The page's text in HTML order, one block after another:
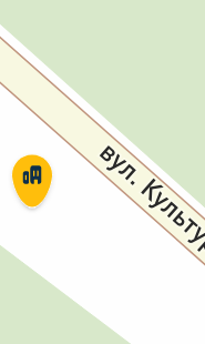
Комунальні та